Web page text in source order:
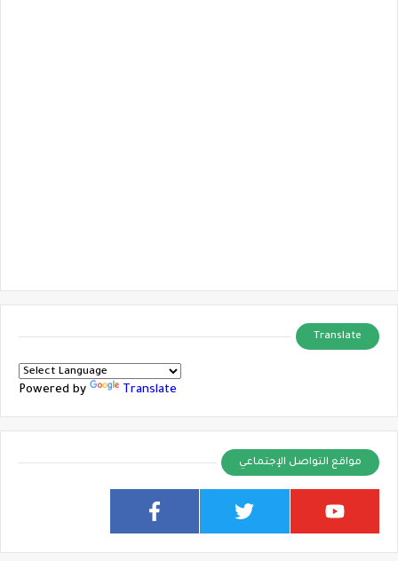
Translate
Powered by Translate
مواقع التواصل الإجتماعي